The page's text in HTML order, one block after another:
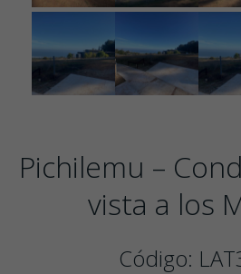
Pichilemu –
vista a los
Código: